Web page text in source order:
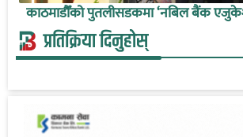
काठमाडौँको पुतलीसडकमा ‘नबिल बैंक
प्रतिक्रिया दिनुहोस्